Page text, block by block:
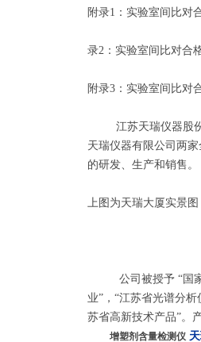
附录1：实验室间比对
录2：实验室间比对合
附录3：实验室间比对
江苏天瑞仪器股份有
天瑞仪器有限公司两
的研发、生产和销售。
上图为天瑞大厦实景图
公司被授予 “国家火
业”，“江苏省光谱分
苏省高新技术产品”。
增塑剂含量检测仪